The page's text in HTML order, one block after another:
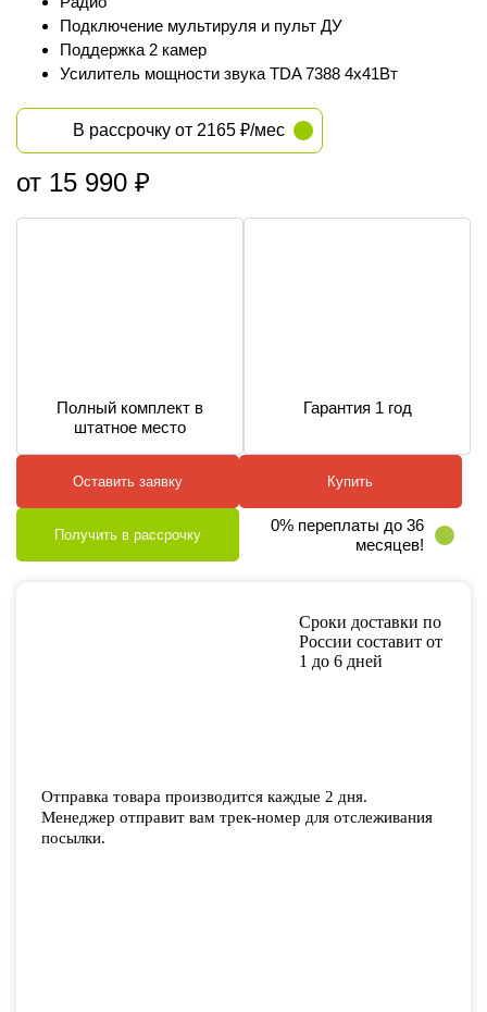
Подключение мультируля и пульт ДУ
Поддержка 2 камер
Усилитель мощности звука TDA 7388 4х41Вт
В рассрочку от 2165 ₽/мес
от 15 990 ₽
Полный комплект в
штатное место
Гарантия 1 год
Оставить заявку Купить
Получить в рассрочку
0% переплаты до 36
месяцев!
Сроки доставки по
России составит от
1 до 6 дней
Отправка товара производится каждые 2 дня.
Менеджер отправит вам трек-номер для отслеживания
посылки.